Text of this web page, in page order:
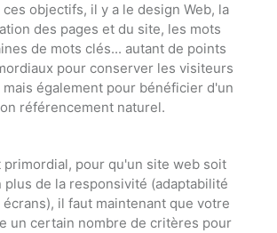
ces objectifs, il y a le design Web, la
des pages et du site, les mots
de mots clés... autant de points
pour conserver les visiteurs
également pour bénéficier d'un
référencement naturel.
pour qu'un site web soit
plus de la responsivité (adaptabilité
il faut maintenant que votre
un certain nombre de critères pour